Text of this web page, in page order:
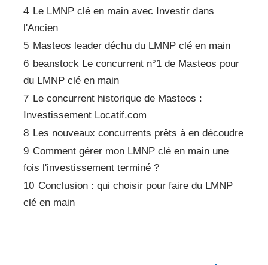
4 Le LMNP clé en main avec Investir dans
l'Ancien
5 Masteos leader déchu du LMNP clé en main
6 beanstock Le concurrent n°1 de Masteos pour
du LMNP clé en main
7 Le concurrent historique de Masteos :
Investissement Locatif.com
8 Les nouveaux concurrents prêts à en découdre
9 Comment gérer mon LMNP clé en main une
fois l'investissement terminé ?
10 Conclusion : qui choisir pour faire du LMNP
clé en main